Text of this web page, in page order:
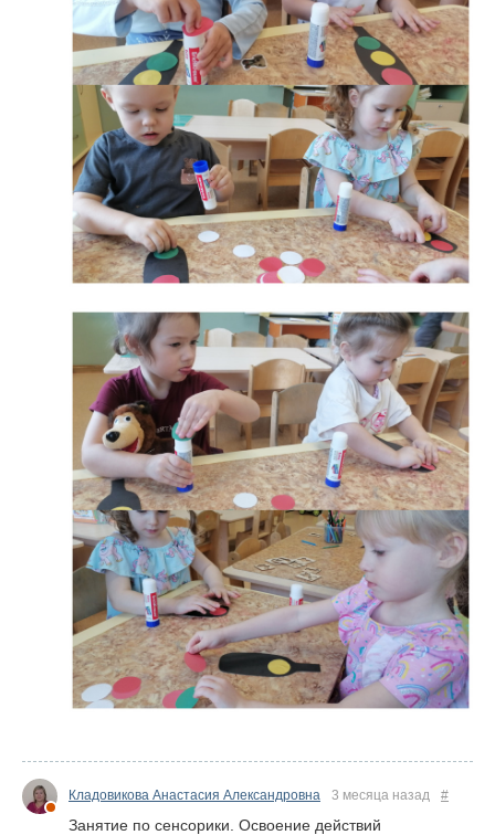
Кладовикова Анастасия Александровна 3 месяца назад #
Занятие по сенсорики. Освоение действий